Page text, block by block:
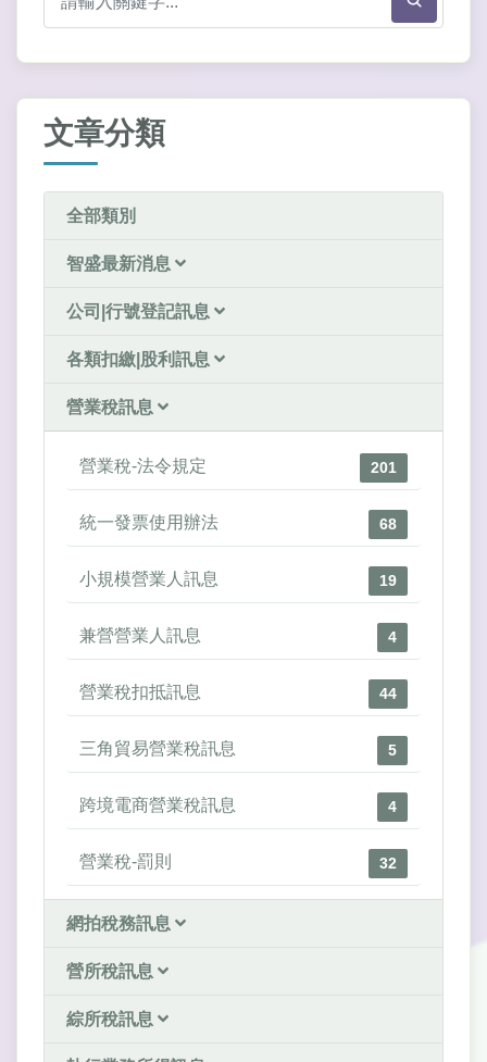
文章分類
全部類別
智盛最新消息
公司|行號登記訊息
各類扣繳|股利訊息
營業稅訊息
營業稅-法令規定 201
統一發票使用辦法 68
小規模營業人訊息 19
兼營營業人訊息 4
營業稅扣抵訊息 44
三角貿易營業稅訊息 5
跨境電商營業稅訊息 4
營業稅-罰則 32
網拍稅務訊息
營所稅訊息
綜所稅訊息